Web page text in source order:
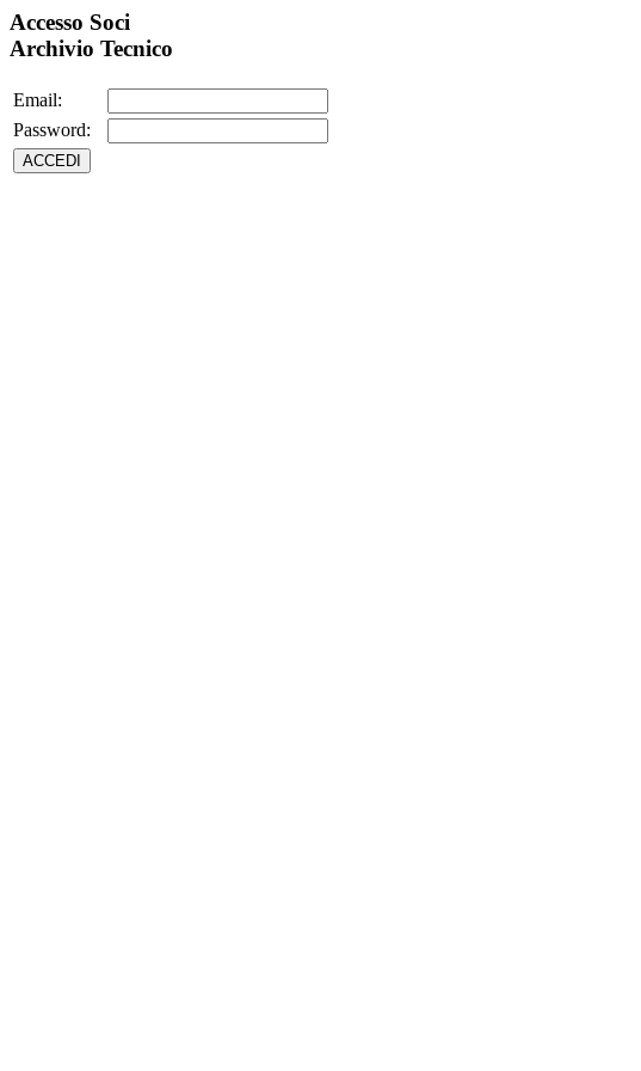
Accesso Soci
Archivio Tecnico
Email:
Password: